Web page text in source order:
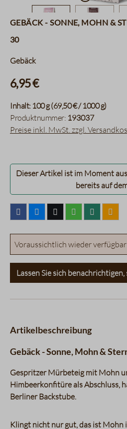
Gebäck - Sonne, Mohn &
30
Gebäck
6,95 €
Inhalt: 100 g(69,50 € / 1000 g)
Produktnummer: 193037
Preise inkl. MwSt. zzgl.
Dieser Artikel ist im Moment
bereits auf
Voraussichtlich wieder
Lassen Sie sich
Artikelbeschreibung
Gebäck - Sonne, Mohn &
Gespritzer Mürbeteig mit Mohn
Himbeerkonfitüre als Abschluss,
Berliner Backstube.
Klingt nicht nur gut, das ist Mohn